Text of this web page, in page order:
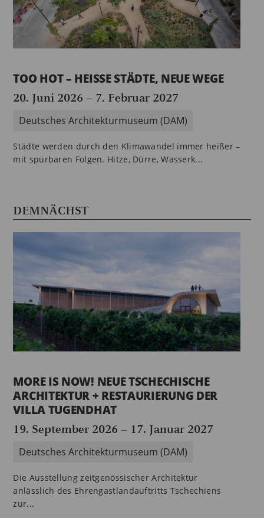
TOO HOT – HEISSE STÄDTE, NEUE WEGE
20. Juni 2026 – 7. Februar 2027
Deutsches Architekturmuseum (DAM)
Städte werden durch den Klimawandel immer heißer –
mit spürbaren Folgen. Hitze, Dürre, Wasserk...
DEMNÄCHST
MORE IS NOW! NEUE TSCHECHISCHE
ARCHITEKTUR + RESTAURIERUNG DER
VILLA TUGENDHAT
19. September 2026 – 17. Januar 2027
Deutsches Architekturmuseum (DAM)
Die Ausstellung zeitgenössischer Architektur
anlässlich des Ehrengastlandauftritts Tschechiens
zur...